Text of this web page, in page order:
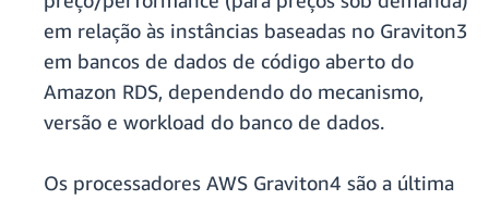
em relação às instâncias baseadas no Graviton3
em bancos de dados de código aberto do
Amazon RDS, dependendo do mecanismo,
versão e workload do banco de dados.
Os processadores AWS Graviton4 são a última